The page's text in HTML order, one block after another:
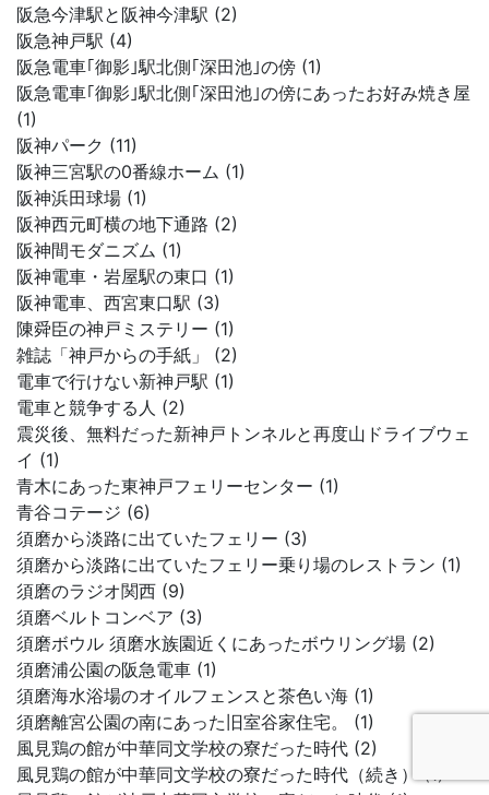
阪急今津駅と阪神今津駅 (2)
阪急神戸駅 (4)
阪急電車｢御影｣駅北側｢深田池｣の傍 (1)
阪急電車｢御影｣駅北側｢深田池｣の傍にあったお好み焼き屋
(1)
阪神パーク (11)
阪神三宮駅の0番線ホーム (1)
阪神浜田球場 (1)
阪神西元町横の地下通路 (2)
阪神間モダニズム (1)
阪神電車・岩屋駅の東口 (1)
阪神電車、西宮東口駅 (3)
陳舜臣の神戸ミステリー (1)
雑誌「神戸からの手紙」 (2)
電車で行けない新神戸駅 (1)
電車と競争する人 (2)
震災後、無料だった新神戸トンネルと再度山ドライブウェ
イ (1)
青木にあった東神戸フェリーセンター (1)
青谷コテージ (6)
須磨から淡路に出ていたフェリー (3)
須磨から淡路に出ていたフェリー乗り場のレストラン (1)
須磨のラジオ関西 (9)
須磨ベルトコンベア (3)
須磨ボウル 須磨水族園近くにあったボウリング場 (2)
須磨浦公園の阪急電車 (1)
須磨海水浴場のオイルフェンスと茶色い海 (1)
須磨離宮公園の南にあった旧室谷家住宅。 (1)
風見鶏の館が中華同文学校の寮だった時代 (2)
風見鶏の館が中華同文学校の寮だった時代（続き） (1)